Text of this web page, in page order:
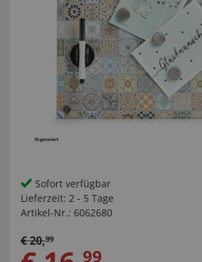
Sofort verfügbar
Lieferzeit: 2 - 5 Tage
Artikel-Nr.: 6062680
€20,99
99